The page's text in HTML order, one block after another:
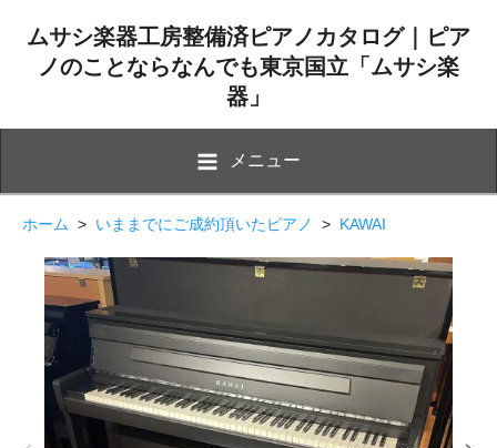
ムサシ楽器工房整備済ピアノカタログ｜ピア
ノのことならなんでも東京国立「ムサシ楽
器」
メニュー
ホーム > いままでにご成約頂いたピアノ > KAWAI